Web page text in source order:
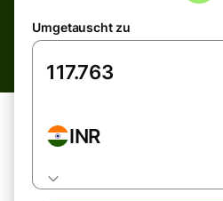
Umgetauscht zu
INR